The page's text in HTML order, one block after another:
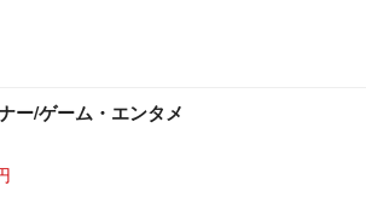
ー/ゲーム・エンタメ